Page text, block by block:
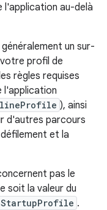
l'application au-delà
un sur-
profil de
règles requises
l'application
), ainsi
d'autres parcours
et la
pas le
soit la valeur du
.